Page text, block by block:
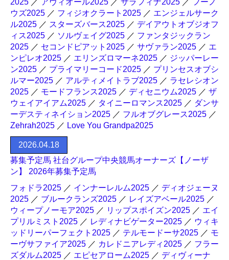
2025 ／ アヴィオール2025 ／ サラフィナ2025 ／
フーノ
ウズ2025 ／ フィジオクラート2025 ／ エンジェルサーク
ル2025 ／ スターズバース2025 ／ デイアウトオブジオフ
ィス2025 ／ ソルヴェイグ2025 ／ ファンタジックラン
2025 ／ セコンドピアット2025 ／ サヴァラン2025 ／ エ
ンピレオ2025 ／ エリンズロマーネ2025 ／ ジッパーレー
ン2025 ／ プライマリーコード2025 ／ プリンセスオブシ
ルマー2025 ／ アルティメイトラブ2025 ／ ラセレシオン
2025 ／ モードフランス2025 ／ ディセニウム2025 ／ ザ
ウェイアイアム2025 ／ タイニーロマンス2025 ／ ダンサ
ーデスティネイション2025 ／ フルオブグレース2025 ／
Zehrah2025 ／ Love You Grandpa2025
2026.04.18
募集予定馬 社台グループ中央競馬オーナーズ【ノーザ
ン】 2026年募集予定馬
フォドラ2025 ／ インナーレルム2025 ／ ディオジェーヌ
2025 ／ ブルークランズ2025 ／ レイズアベール2025 ／
ウィープノーモア2025 ／ リップスポイズン2025 ／ エイ
プリルミスト2025 ／ レディナビゲーター2025 ／ ウィキ
ッドリーパーフェクト2025 ／ テルモードーサ2025 ／ モ
ーヴサファイア2025 ／ カレドニアレディ2025 ／ フラー
ズダルム2025 ／ エピセアローム2025 ／ ディヴィーナ